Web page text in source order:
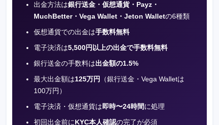
出金方法は銀行送金・仮想通貨・Payz・
MuchBetter・Vega Wallet・Jeton Walletの6種類
仮想通貨での出金は手数料無料
電子決済は5,500円以上の出金で手数料無料
銀行送金の手数料は出金額の1.5%
最大出金額は125万円
（銀行送金・Vega Walletは
100万円）
電子決済・仮想通貨は即時〜24時間に処理
初回出金前にKYC本人確認の完了が必須